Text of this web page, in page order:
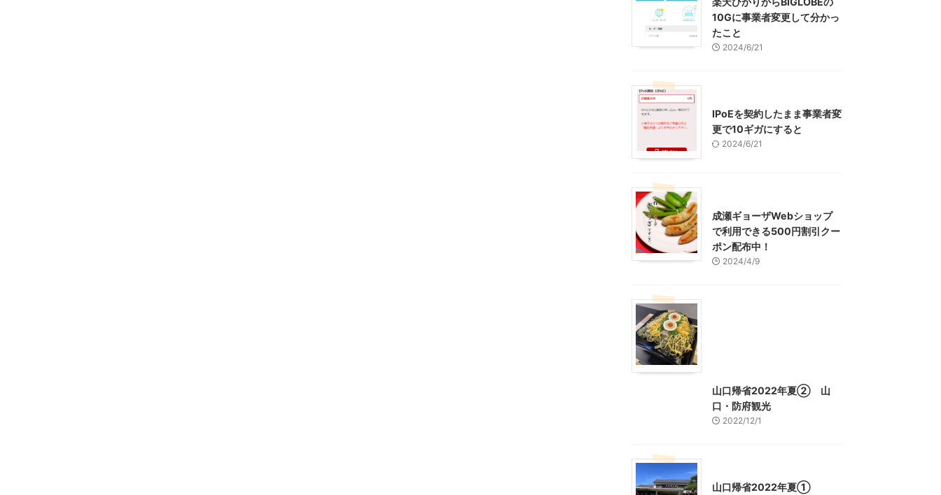
10Gに事業者変更して分かっ
たこと
2024/6/21
IPoEを契約したまま事業者変
更で10ギガにすると
2024/6/21
成瀬ギョーザWebショップ
で利用できる500円割引クー
ポン配布中！
2024/4/9
山口帰省2022年夏② 山
口・防府観光
2022/12/1
山口帰省2022年夏①